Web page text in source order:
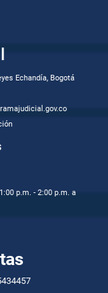
Echandía, Bogotá
p.m. - 2:00 p.m. a